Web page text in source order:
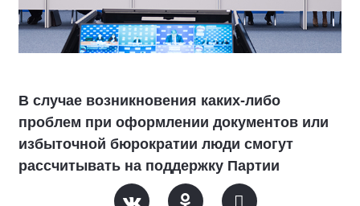
В случае возникновения каких-либо
проблем при оформлении документов или
избыточной бюрократии люди смогут
рассчитывать на поддержку Партии